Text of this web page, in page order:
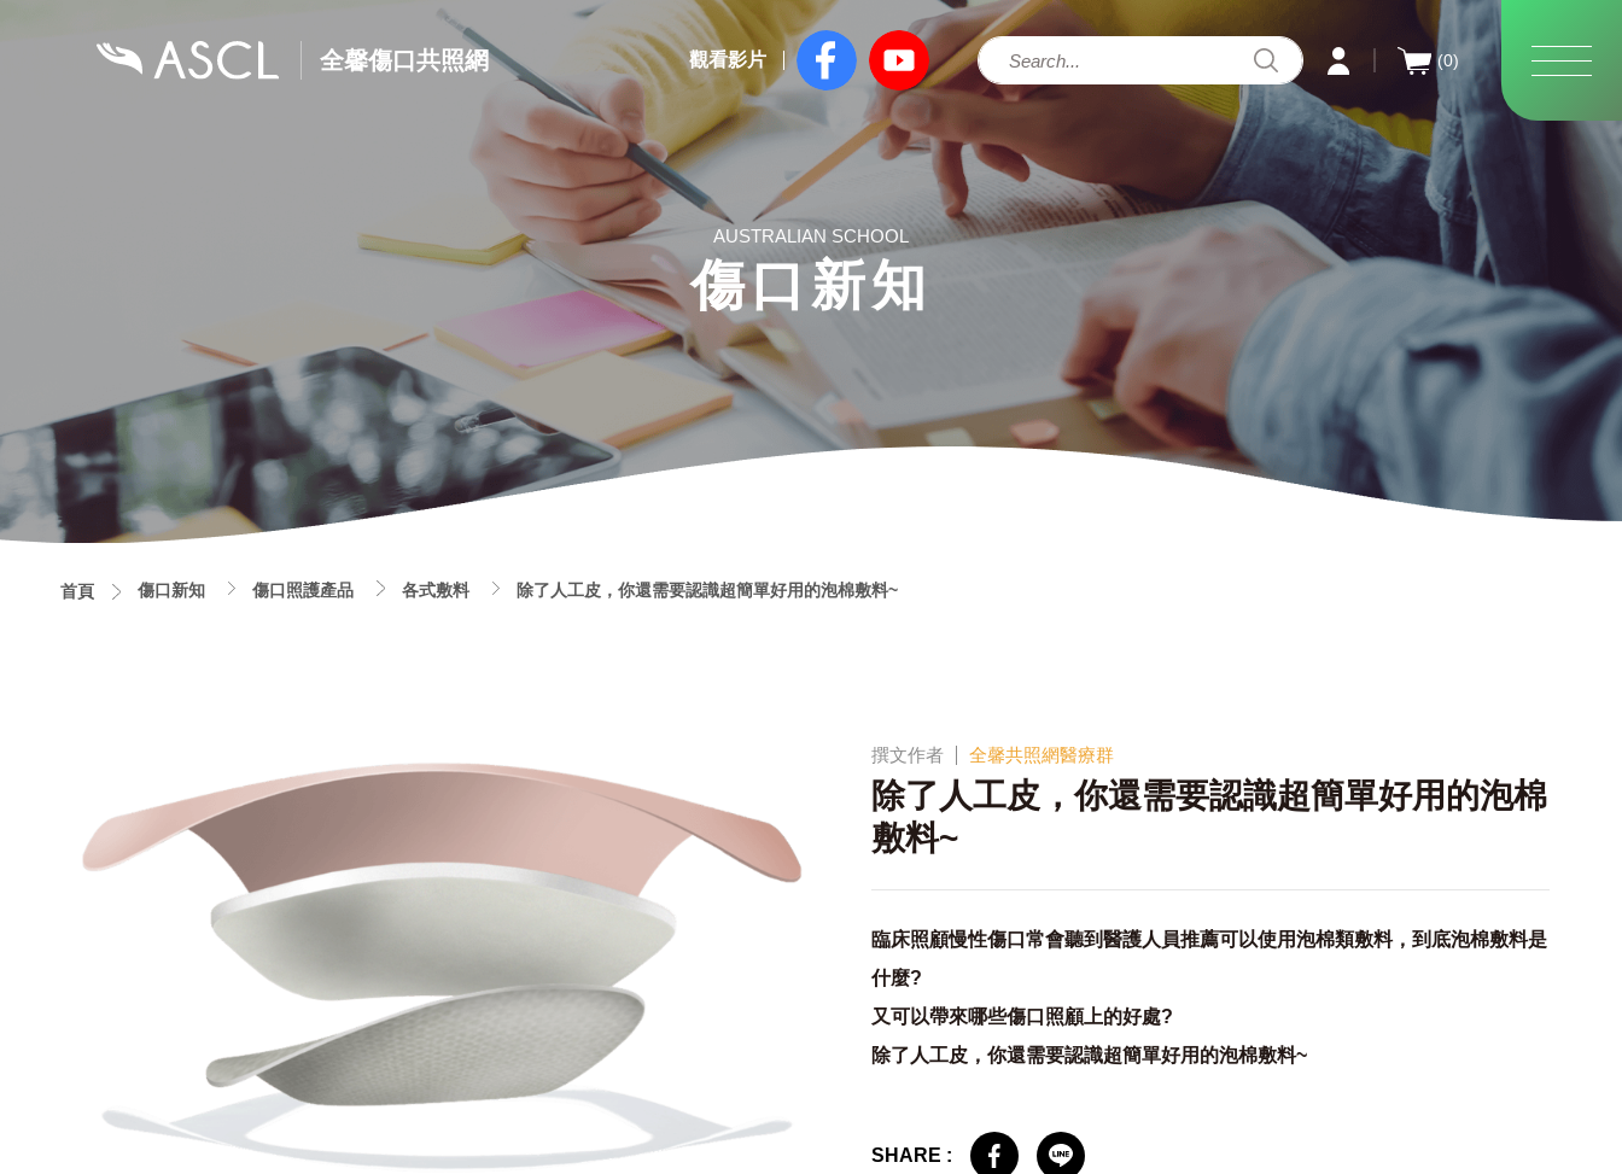
全馨傷口共照網 觀看影片
AUSTRALIAN SCHOOL
傷口新知
首頁 傷口新知 傷口照護產品 各式敷料 除了人工皮，你還需要認識超簡單好用的泡棉敷料~
撰文作者 全馨共照網醫療群
除了人工皮，你還需要認識超簡單好用的泡棉
敷料~
臨床照顧慢性傷口常會聽到醫護人員推薦可以使用泡棉類敷料，到底泡棉敷料是
什麼?
又可以帶來哪些傷口照顧上的好處?
除了人工皮，你還需要認識超簡單好用的泡棉敷料~
SHARE :